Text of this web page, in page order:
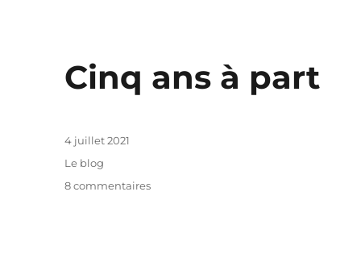
Cinq ans à part
Publié
4 juillet 2021
Catégories
Le blog
8 commentairessur